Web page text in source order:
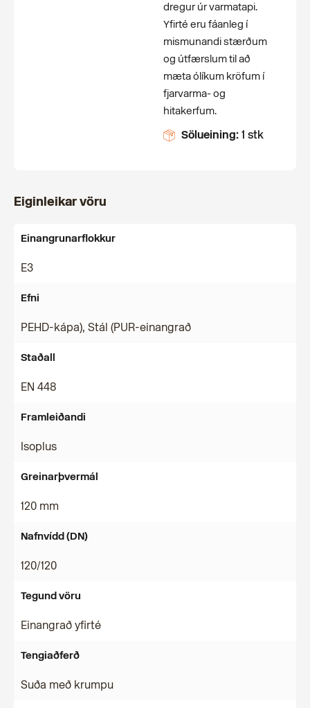
dregur úr varmatapi.
Yfirté eru fáanleg í
mismunandi stærðum
og útfærslum til að
mæta ólíkum kröfum í
fjarvarma- og
hitakerfum.
Sölueining:1 stk
Eiginleikar vöru
Einangrunarflokkur
E3
Efni
PEHD-kápa), Stál (PUR-einangrað
Staðall
EN 448
Framleiðandi
Isoplus
Greinarþvermál
120 mm
Nafnvídd (DN)
120/120
Tegund vöru
Einangrað yfirté
Tengiaðferð
Suða með krumpu